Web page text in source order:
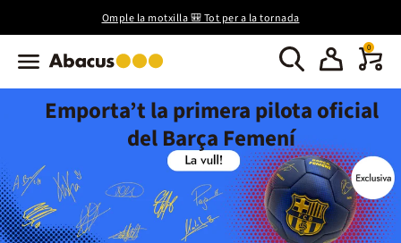
Omple la motxilla 🎒 Tot per a la tornada
0
Emporta’t la primera pilota oficial
del Barça Femení